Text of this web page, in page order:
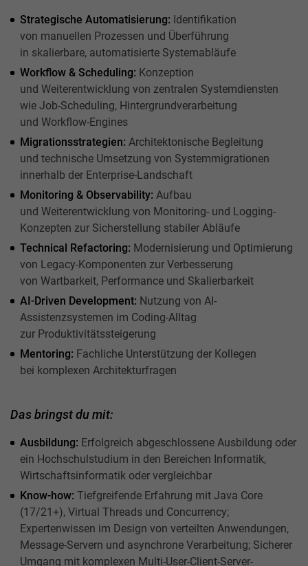
Strategische Automatisierung: Identifikation
von manuellen Prozessen und Überführung
in skalierbare, automatisierte Systemabläufe
Workflow & Scheduling: Konzeption
und Weiterentwicklung von zentralen Systemdiensten
wie Job-Scheduling, Hintergrundverarbeitung
und Workflow-Engines
Migrationsstrategien: Architektonische Begleitung
und technische Umsetzung von Systemmigrationen
innerhalb der Enterprise-Landschaft
Monitoring & Observability: Aufbau
und Weiterentwicklung von Monitoring- und Logging-
Konzepten zur Sicherstellung stabiler Abläufe
Technical Refactoring: Modernisierung und Optimierung
von Legacy-Komponenten zur Verbesserung
von Wartbarkeit, Performance und Skalierbarkeit
AI-Driven Development: Nutzung von AI-
Assistenzsystemen im Coding-Alltag
zur Produktivitätssteigerung
Mentoring: Fachliche Unterstützung der Kollegen
bei komplexen Architekturfragen
Das bringst du mit:
Ausbildung: Erfolgreich abgeschlossene Ausbildung oder
ein Hochschulstudium in den Bereichen Informatik,
Wirtschaftsinformatik oder vergleichbar
Know-how: Tiefgreifende Erfahrung mit Java Core
(17/21+), Virtual Threads und Concurrency;
Expertenwissen im Design von verteilten Anwendungen,
Message-Servern und asynchrone Verarbeitung; Sicherer
Umgang mit komplexen Multi-User-Client-Server-